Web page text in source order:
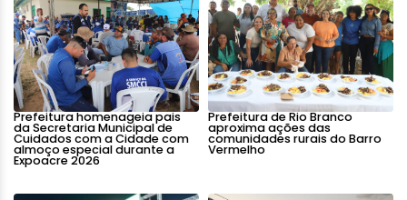
Prefeitura homenageia pais
da Secretaria Municipal de
Cuidados com a Cidade com
almoço especial durante a
Expoacre 2026
Prefeitura de Rio Branco
aproxima ações das
comunidades rurais do Barro
Vermelho